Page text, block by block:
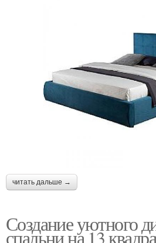
читать дальше →
Создание уютного
спальни на 13